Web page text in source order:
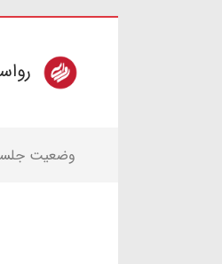
وضعیت